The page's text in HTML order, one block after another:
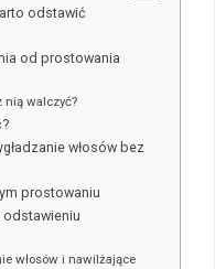
odstawić
od prostowania
nią walczyć?
włosów bez
prostowaniu
odstawieniu
włosów i nawilżające